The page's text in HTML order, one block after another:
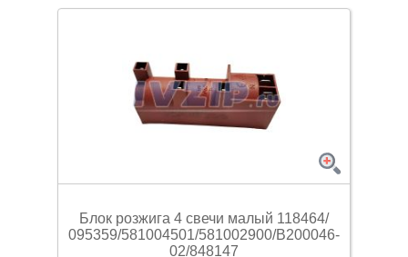
Блок розжига 4 свечи малый 118464/
095359/581004501/581002900/B200046-
02/848147